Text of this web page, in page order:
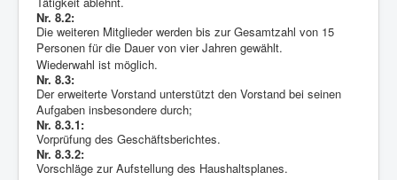
Nr. 8.2:
Die weiteren Mitglieder werden bis zur Gesamtzahl von 15
Personen für die Dauer von vier Jahren gewählt.
Wiederwahl ist möglich.
Nr. 8.3:
Der erweiterte Vorstand unterstützt den Vorstand bei seinen
Aufgaben insbesondere durch;
Nr. 8.3.1:
Vorprüfung des Geschäftsberichtes.
Nr. 8.3.2:
Vorschläge zur Aufstellung des Haushaltsplanes.